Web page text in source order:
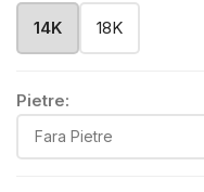
14K
18K
Pietre: